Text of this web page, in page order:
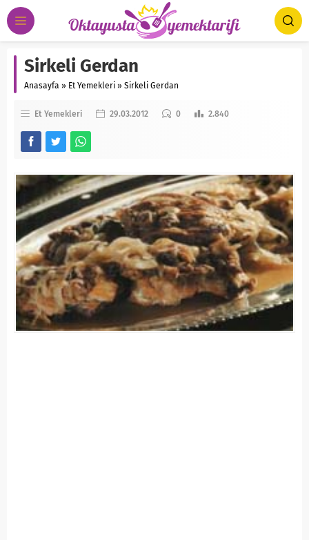
Sirkeli Gerdan
Anasayfa » Et Yemekleri » Sirkeli Gerdan
Et Yemekleri 29.03.2012 0 2.840